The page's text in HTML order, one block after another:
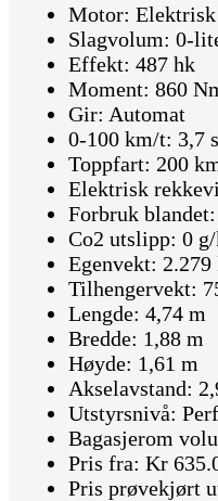
Motor: Elektrisk
Slagvolum: 0-
Effekt: 487 hk
Moment: 860
Gir: Automat
0-100 km/t: 3,7
Toppfart: 200
Elektrisk
Forbruk
Co2 utslipp: 0
Egenvekt: 2.279
Tilhengervekt:
Lengde: 4,74 m
Bredde: 1,88 m
Høyde: 1,61 m
Akselavstand:
Utstyrsnivå:
Bagasjerom
Pris fra: Kr
Pris prøvekjørt